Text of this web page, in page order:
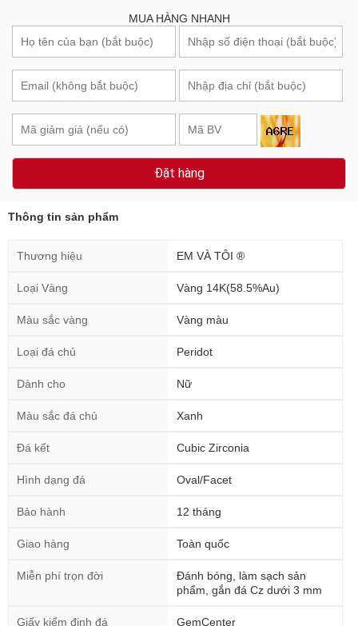
MUA HÀNG NHANH
Đặt hàng
Thông tin sản phẩm
Thương hiệu EM VÀ TÔI ®
Loại Vàng Vàng 14K(58.5%Au)
Màu sắc vàng Vàng màu
Loại đá chủ Peridot
Dành cho Nữ
Màu sắc đá chủ Xanh
Đá kết Cubic Zirconia
Hình dạng đá Oval/Facet
Bảo hành 12 tháng
Giao hàng Toàn quốc
Miễn phí trọn đời
Đánh bóng, làm sạch sản
phẩm, gắn đá Cz dưới 3 mm
Giấy kiểm định đá GemCenter